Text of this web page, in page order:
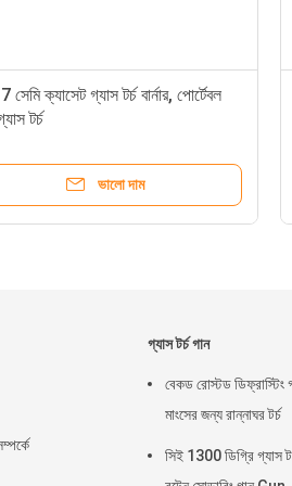
সেমি ক্যাসেট গ্যাস টর্চ বার্নার, পোর্টেবল
টর্চ
ভালো দাম
গ্যাস টর্চ গান
বেকড রোস্টড ডিফ্রাস্টিং
মাংসের জন্য রান্নাঘর টর্চ
সিই 1300 ডিগ্রি গ্যাস